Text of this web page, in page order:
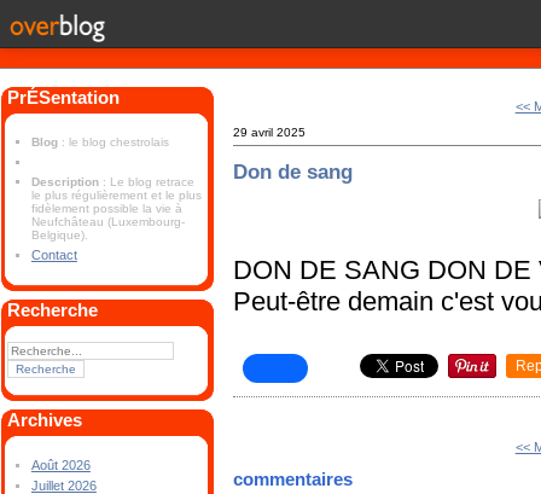
PrÉSentation
Blog : le blog chestrolais
Description : Le blog retrace
le plus régulièrement et le plus
fidèlement possible la vie à
Neufchâteau (Luxembourg-
Belgique).
Contact
Recherche
Archives
Août 2026
Juillet 2026
<<
29 avril 2025
Don de sang
DON DE SANG DON DE
Peut-être demain c'est
<<
commentaires